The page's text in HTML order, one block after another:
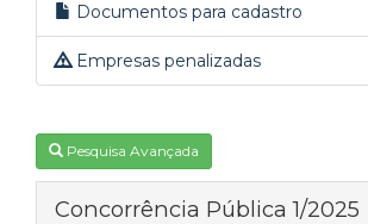
Documentos para cadastro
Empresas penalizadas
Pesquisa Avançada
Concorrência Pública 1/2025